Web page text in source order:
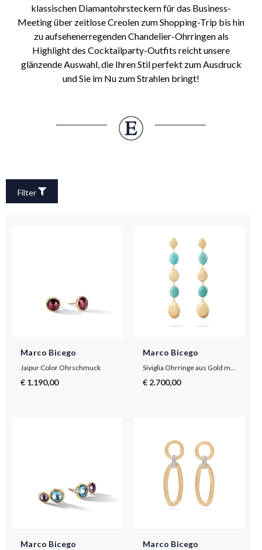
klassischen Diamantohrsteckern für das Business-
Meeting über zeitlose Creolen zum Shopping-Trip bis hin
zu aufsehenerregenden Chandelier-Ohrringen als
Highlight des Cocktailparty-Outfits reicht unsere
glänzende Auswahl, die Ihren Stil perfekt zum Ausdruck
und Sie im Nu zum Strahlen bringt!
Filter
Marco Bicego
Jaipur Color Ohrschmuck
€ 1.190,00
Marco Bicego
Siviglia Ohrringe aus Gold mit Türkis
€ 2.700,00
Marco Bicego Marco Bicego